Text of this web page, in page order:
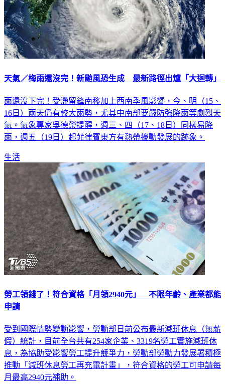
天氣／梅雨還沒完！新颱風恐生成 最新路徑出爐「大迴轉」
雨還沒下完！受滯留鋒南移加上西南季風影響，今、明（15、
16日）兩天仍有較大雨勢，尤其中南部要嚴防強降雨等劇烈天
氣。氣象專家吳德榮提醒，週三、四（17、18日）同樣易降
雨，週五（19日）起菲律賓東方有熱帶擾動發展的跡象。
生活
勞工領錢了！符合資格「月領2940元」 不限年齡、產業都能
申請
受到國際情勢變動影響，勞動部日前公布最新減班休息（無薪
假）統計，目前全台共有254家企業、3319名勞工實施減班休
息，為協助受影響勞工提升競爭力，勞動部勞動力發展署積極
推動「減班休息勞工再充電計畫」，符合資格的勞工可申請每
月最高2940元補助。